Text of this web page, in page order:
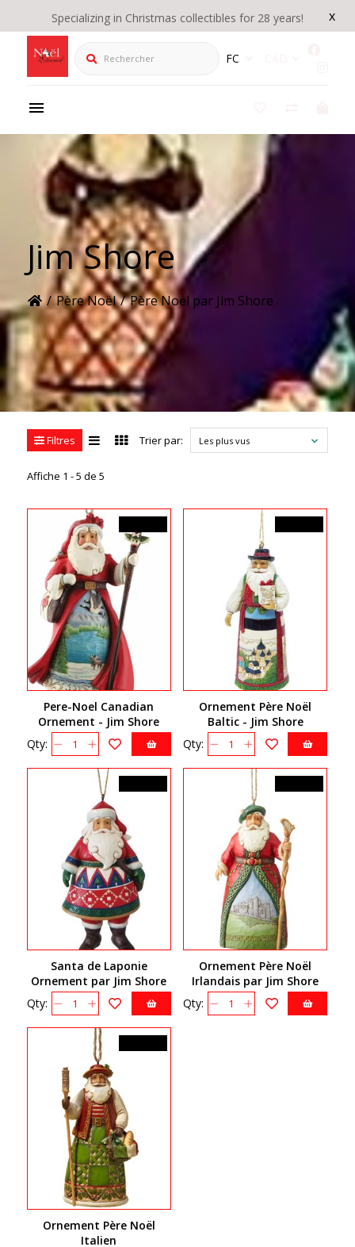
x
Specializing in Christmas collectibles for 28 years!
Rechercher FC
Jim Shore
/ Père Noël / Père Noël par Jim Shore
Filtres
Affiche 1 - 5 de 5
Trier par: Les plus vus
Pere-Noel Canadian
Ornement - Jim Shore
Heartwood Creek 6009467
Qty:
Ornement Père Noël
Baltic - Jim Shore
Qty:
Santa de Laponie
Ornement par Jim Shore
Heartwood Creek 6009458
Qty:
Ornement Père Noël
Irlandais par Jim Shore
Qty:
Ornement Père Noël
Italien